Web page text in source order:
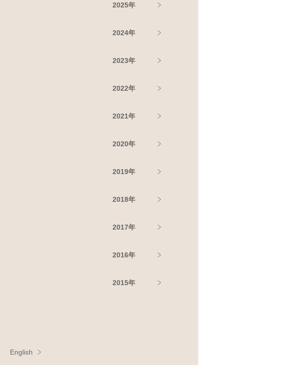
English
2025年
2024年
2023年
2022年
2021年
2020年
2019年
2018年
2017年
2016年
2015年